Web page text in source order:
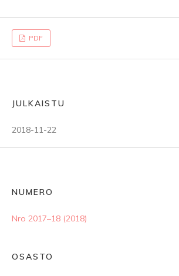
PDF
JULKAISTU
2018-11-22
NUMERO
Nro 2017–18 (2018)
OSASTO